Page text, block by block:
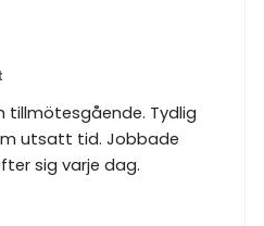
tillmötesgående. Tydlig
utsatt tid. Jobbade
sig varje dag.